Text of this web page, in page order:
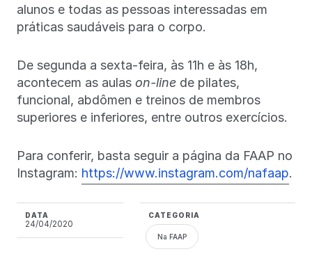
alunos e todas as pessoas interessadas em
práticas saudáveis para o corpo.
De segunda a sexta-feira, às 11h e às 18h,
acontecem as aulas on-line de pilates,
funcional, abdômen e treinos de membros
superiores e inferiores, entre outros exercícios.
Para conferir, basta seguir a página da FAAP no
Instagram: https://www.instagram.com/nafaap.
DATA
24/04/2020
CATEGORIA
Na FAAP